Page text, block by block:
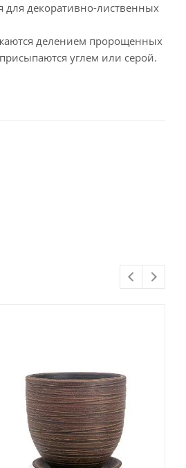
для декоративно-лиственных
делением пророщенных
углем или серой.